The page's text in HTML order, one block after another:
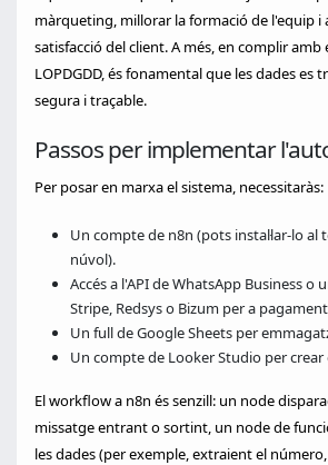
màrqueting, millorar la formació de l'equip i
satisfacció del client. A més, en complir amb
LOPDGDD, és fonamental que les dades es
segura i traçable.
Passos per implementar
Per posar en marxa el sistema, necessitaràs:
Un compte de n8n (pots instal·lar-lo al
núvol).
Accés a l'API de WhatsApp Business o
Stripe, Redsys o Bizum per a
Un full de Google Sheets per
Un compte de Looker Studio per crear
El workflow a n8n és senzill: un node
missatge entrant o sortint, un node de
les dades (per exemple, extraient el